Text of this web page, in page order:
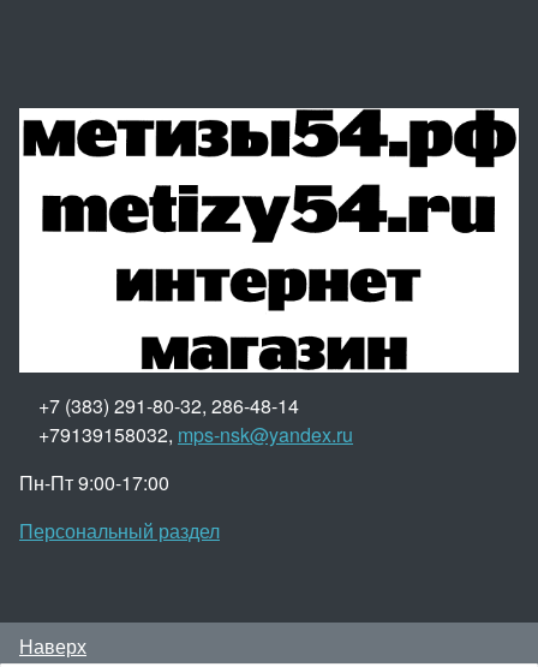
+7 (383) 291-80-32, 286-48-14
+79139158032, mps-nsk@yandex.ru
Пн-Пт 9:00-17:00
Персональный раздел
Наверх